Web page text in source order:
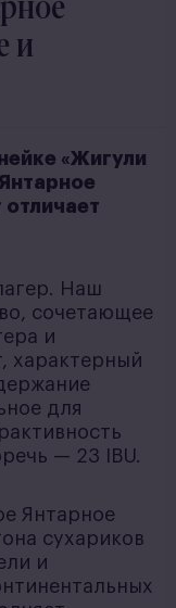
и
«Жигули
Наш
сочетающее
и
характерный
для
— 23 IBU.
Янтарное
сухариков
и